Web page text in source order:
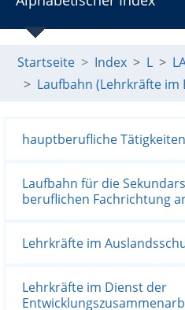
Startseite Index L
Laufbahn (Lehrkräfte
hauptberufliche Tätigkeiten
Laufbahn für die
beruflichen Fachrichtung
Lehrkräfte im
Lehrkräfte im Dienst der